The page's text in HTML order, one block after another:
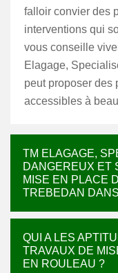
falloir convier des
interventions qui
vous conseille
Elagage,
peut proposer des
accessibles à
TM ELAGAGE,
DANGEREUX ET
MISE EN PLACE
TREBEDAN
QUI A LES
TRAVAUX DE
EN ROULEAU ?